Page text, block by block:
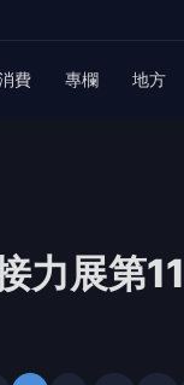
費 專欄 地方
力展第